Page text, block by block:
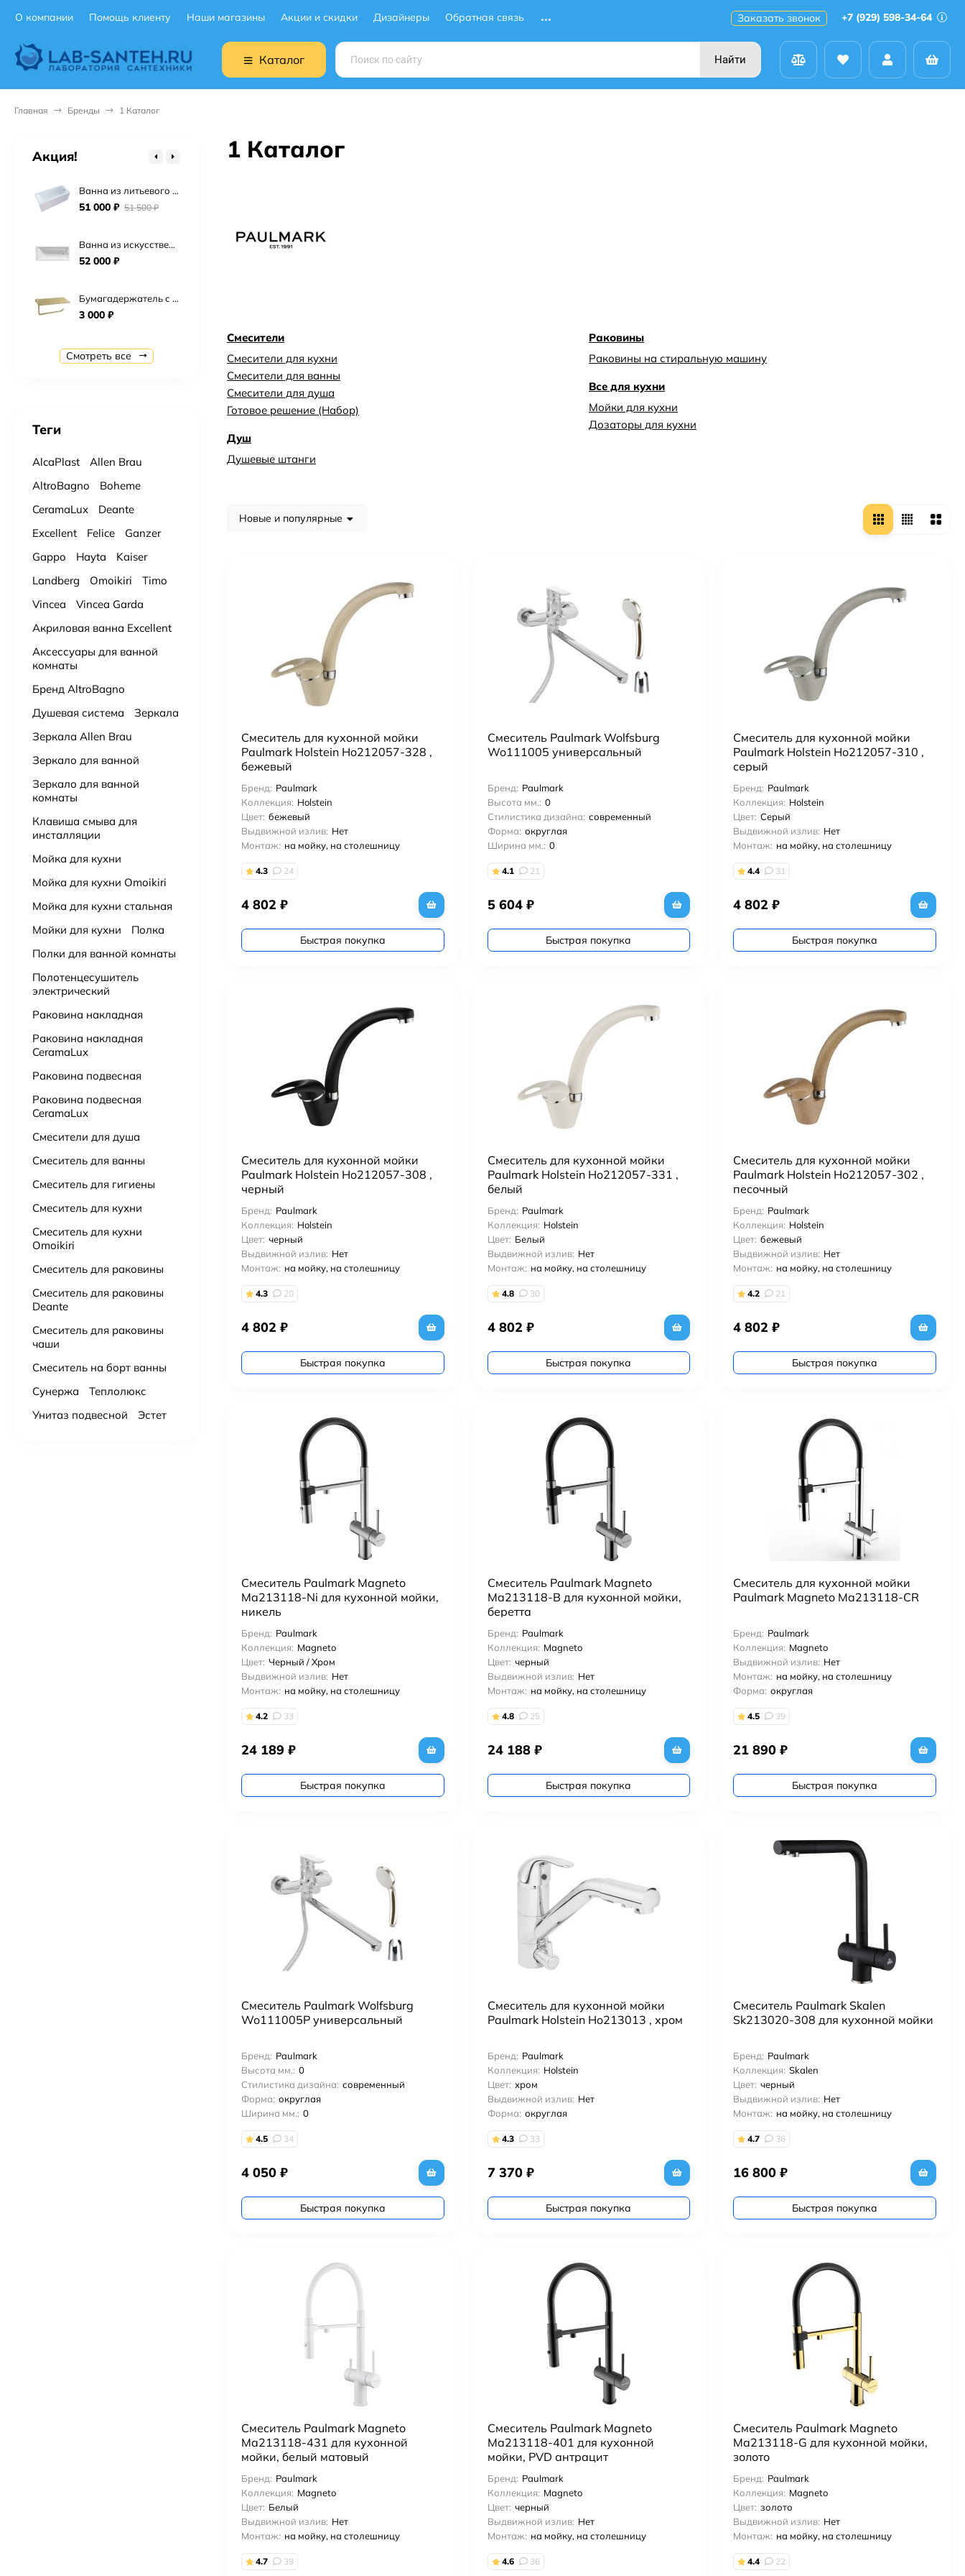
О компании Помощь клиенту Наши магазины Акции и скидки Дизайнеры Обратная связь Заказать звонок +7 (929) 598-34-64
Каталог Найти
Главная Бренды 1 Каталог
1 Каталог
Смесители
Смесители для кухни
Смесители для ванны
Смесители для душа
Готовое решение (Набор)
Душ
Душевые штанги
Раковины
Раковины на стиральную машину
Все для кухни
Мойки для кухни
Дозаторы для кухни
Новые и популярные
Смеситель для кухонной мойки
Paulmark Holstein Ho212057-328 ,
бежевый
Бренд: Paulmark
Коллекция: Holstein
Цвет: бежевый
Выдвижной излив: Нет
Монтаж: на мойку, на столешницу
4.3 24
4 802 ₽
Быстрая покупка
Смеситель Paulmark Wolfsburg
Wo111005 универсальный
Бренд: Paulmark
Высота мм.: 0
Стилистика дизайна: современный
Форма: округлая
Ширина мм.: 0
4.1 21
5 604 ₽
Быстрая покупка
Смеситель для кухонной мойки
Paulmark Holstein Ho212057-310 ,
серый
Бренд: Paulmark
Коллекция: Holstein
Цвет: Серый
Выдвижной излив: Нет
Монтаж: на мойку, на столешницу
4.4 31
4 802₽
Быстрая покупка
Смеситель для кухонной мойки
Paulmark Holstein Ho212057-308 ,
черный
Бренд: Paulmark
Коллекция: Holstein
Цвет: черный
Выдвижной излив: Нет
Монтаж: на мойку, на столешницу
4.3 20
4 802 ₽
Быстрая покупка
Смеситель для кухонной мойки
Paulmark Holstein Ho212057-331 ,
белый
Бренд: Paulmark
Коллекция: Holstein
Цвет: Белый
Выдвижной излив: Нет
Монтаж: на мойку, на столешницу
4.8 30
4 802 ₽
Быстрая покупка
Смеситель для кухонной мойки
Paulmark Holstein Ho212057-302 ,
песочный
Бренд: Paulmark
Коллекция: Holstein
Цвет: бежевый
Выдвижной излив: Нет
Монтаж: на мойку, на столешницу
4.2 21
4 802₽
Быстрая покупка
Смеситель Paulmark Magneto
Ma213118-Ni для кухонной мойки,
никель
Бренд: Paulmark
Коллекция: Magneto
Цвет: Черный / Хром
Выдвижной излив: Нет
Монтаж: на мойку, на столешницу
4.2 33
24 189 ₽
Быстрая покупка
Смеситель Paulmark Magneto
Ma213118-B для кухонной мойки,
беретта
Бренд: Paulmark
Коллекция: Magneto
Цвет: черный
Выдвижной излив: Нет
Монтаж: на мойку, на столешницу
4.8 25
24 188 ₽
Быстрая покупка
Смеситель для кухонной мойки
Paulmark Magneto Ma213118-CR
Бренд: Paulmark
Коллекция: Magneto
Выдвижной излив: Нет
Монтаж: на мойку, на столешницу
Форма: округлая
4.5 39
21 890₽
Быстрая покупка
Смеситель Paulmark Wolfsburg
Wo111005P универсальный
Бренд: Paulmark
Высота мм.: 0
Стилистика дизайна: современный
Форма: округлая
Ширина мм.: 0
4.5 34
4 050 ₽
Быстрая покупка
Смеситель для кухонной мойки
Paulmark Holstein Ho213013 , хром
Бренд: Paulmark
Коллекция: Holstein
Цвет: хром
Выдвижной излив: Нет
Форма: округлая
4.3 33
7 370 ₽
Быстрая покупка
Смеситель Paulmark Skalen
Sk213020-308 для кухонной мойки
Бренд: Paulmark
Коллекция: Skalen
Цвет: черный
Выдвижной излив: Нет
Монтаж: на мойку, на столешницу
4.7 36
16 800₽
Быстрая покупка
Смеситель Paulmark Magneto
Ma213118-431 для кухонной
мойки, белый матовый
Бренд: Paulmark
Коллекция: Magneto
Цвет: Белый
Выдвижной излив: Нет
Монтаж: на мойку, на столешницу
4.7 39
Смеситель Paulmark Magneto
Ma213118-401 для кухонной
мойки, PVD антрацит
Бренд: Paulmark
Коллекция: Magneto
Цвет: черный
Выдвижной излив: Нет
Монтаж: на мойку, на столешницу
4.6 36
Смеситель Paulmark Magneto
Ma213118-G для кухонной мойки,
золото
Бренд: Paulmark
Коллекция: Magneto
Цвет: золото
Выдвижной излив: Нет
Монтаж: на мойку, на столешницу
4.4 22
Акция!
Ванна из литьевого мрамора Астра-Форм Нью-Форм 170х75 см.
51 000 ₽ 51 500₽
Ванна из искусственного камня Астра-Форм Нейт 170х70
52 000 ₽
Бумагадержатель с полочкой Vivi Felice FL 1039 ORO OPACO матовое золото
3 000 ₽
64 500₽ 99 300₽
12 780₽ 14 200₽
14 000₽
9 900₽
19 900₽
15 725₽
Смотреть все
Теги
AlcaPlast
Allen Brau
AltroBagno
Boheme
CeramaLux
Deante
Excellent
Felice
Ganzer
Gappo
Hayta
Kaiser
Landberg
Omoikiri
Timo
Vincea
Vincea Garda
Акриловая ванна Excellent
Аксессуары для ванной
комнаты
Бренд AltroBagno
Душевая система
Зеркала
Зеркала Allen Brau
Зеркало для ванной
Зеркало для ванной
комнаты
Клавиша смыва для
инсталляции
Мойка для кухни
Мойка для кухни Omoikiri
Мойка для кухни стальная
Мойки для кухни
Полка
Полки для ванной комнаты
Полотенцесушитель
электрический
Раковина накладная
Раковина накладная
CeramaLux
Раковина подвесная
Раковина подвесная
CeramaLux
Смесители для душа
Смеситель для ванны
Смеситель для гигиены
Смеситель для кухни
Смеситель для кухни
Omoikiri
Смеситель для раковины
Смеситель для раковины
Deante
Смеситель для раковины
чаши
Смеситель на борт ванны
Сунержа
Теплолюкс
Унитаз подвесной
Эстет